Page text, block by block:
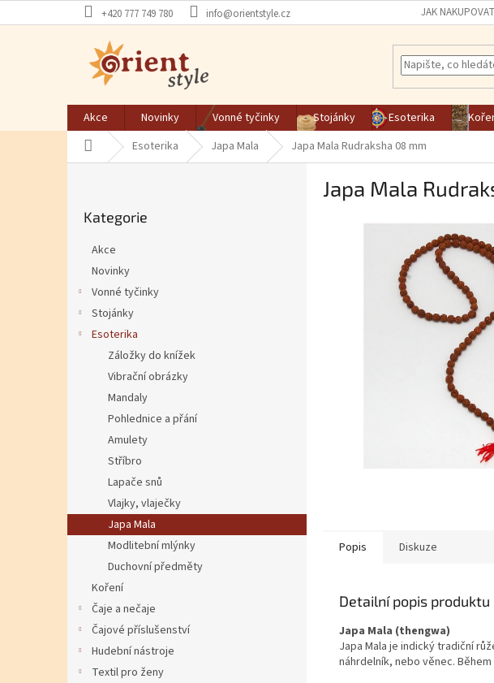
+420 777 749 780 info@orientstyle.cz JAK NAKUPOVAT
Akce Novinky Vonné tyčinky Stojánky Esoterika
Domů Esoterika Japa Mala Japa Mala Rudraksha 08 mm
Kategorie
Akce
Novinky
Vonné tyčinky
Stojánky
Esoterika
Záložky do knížek
Vibrační obrázky
Mandaly
Pohlednice a přání
Amulety
Stříbro
Lapače snů
Vlajky, vlaječky
Japa Mala
Modlitební mlýnky
Duchovní předměty
Koření
Čaje a nečaje
Čajové příslušenství
Hudební nástroje
Textil pro ženy
Japa Mala
Popis Diskuze
Detailní popis produktu
Japa Mala (thengwa)
Japa Mala je indický tradiční
náhrdelník, nebo věnec.